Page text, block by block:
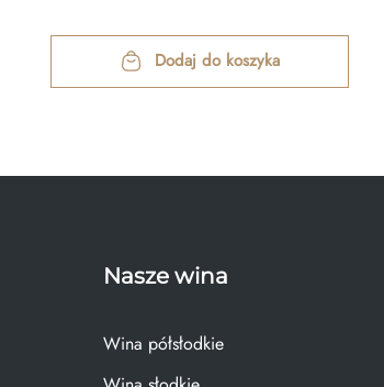
Dodaj do koszyka
Nasze wina
Wina półsłodkie